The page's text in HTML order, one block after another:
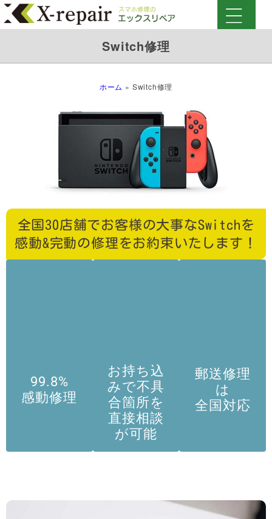
Switch修理
ホーム » Switch修理
全国30店舗でお客様の大事なSwitchを
感動&完動の修理をお約束いたします！
99.8%
感動修理
お持ち込
みで不具
合箇所を
直接相談
が可能
郵送修理
は
全国対応